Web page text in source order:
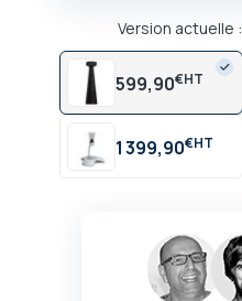
Version actuelle :
599,90€
1 399,90€